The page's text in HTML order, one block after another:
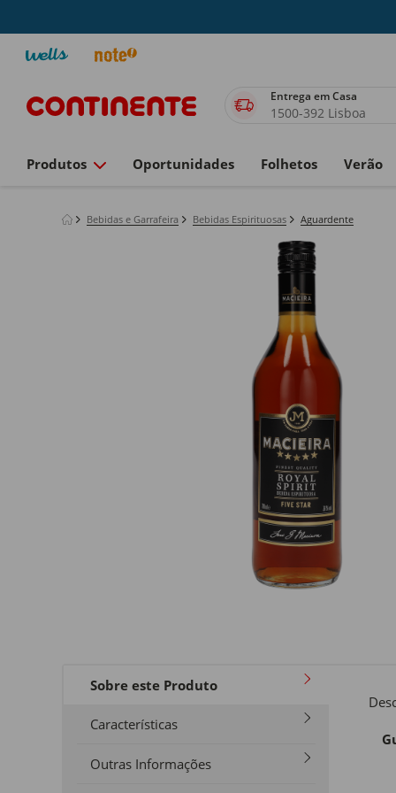
Entrega em Casa
1500-392 Lisboa
Produtos Oportunidades Folhetos Verão
Bebidas e Garrafeira Bebidas Espirituosas Aguardente
Sobre este Produto
Características
Outras Informações